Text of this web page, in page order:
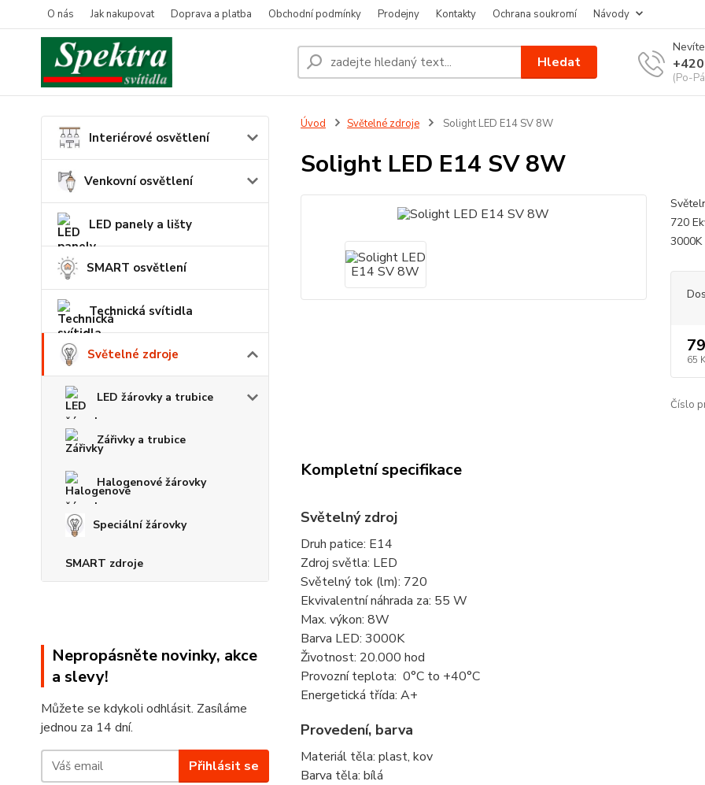
O nás Jak nakupovat Doprava a platba Obchodní podmínky Prodejny Kontakty Ochrana soukromí Návody
Hledat
(Po-
Interiérové osvětlení
Venkovní osvětlení
LED panely a lišty
SMART osvětlení
Technická svítidla
Světelné zdroje
LED žárovky a trubice
Zářivky a trubice
Halogenové žárovky
Speciální žárovky
SMART zdroje
Nepropásněte novinky, akce
a slevy!
Můžete se kdykoli odhlásit. Zasíláme
jednou za 14 dní.
Přihlásit se
Úvod Světelné zdroje Solight LED E14 SV 8W
Solight LED E14 SV 8W
720
65
Číslo
Kompletní specifikace
Světelný zdroj
Druh patice: E14
Zdroj světla: LED
Světelný tok (lm): 720
Ekvivalentní náhrada za: 55 W
Max. výkon: 8W
Barva LED: 3000K
Životnost: 20.000 hod
Provozní teplota: 0°C to +40°C
Energetická třída: A+
Provedení, barva
Materiál těla: plast, kov
Barva těla: bílá